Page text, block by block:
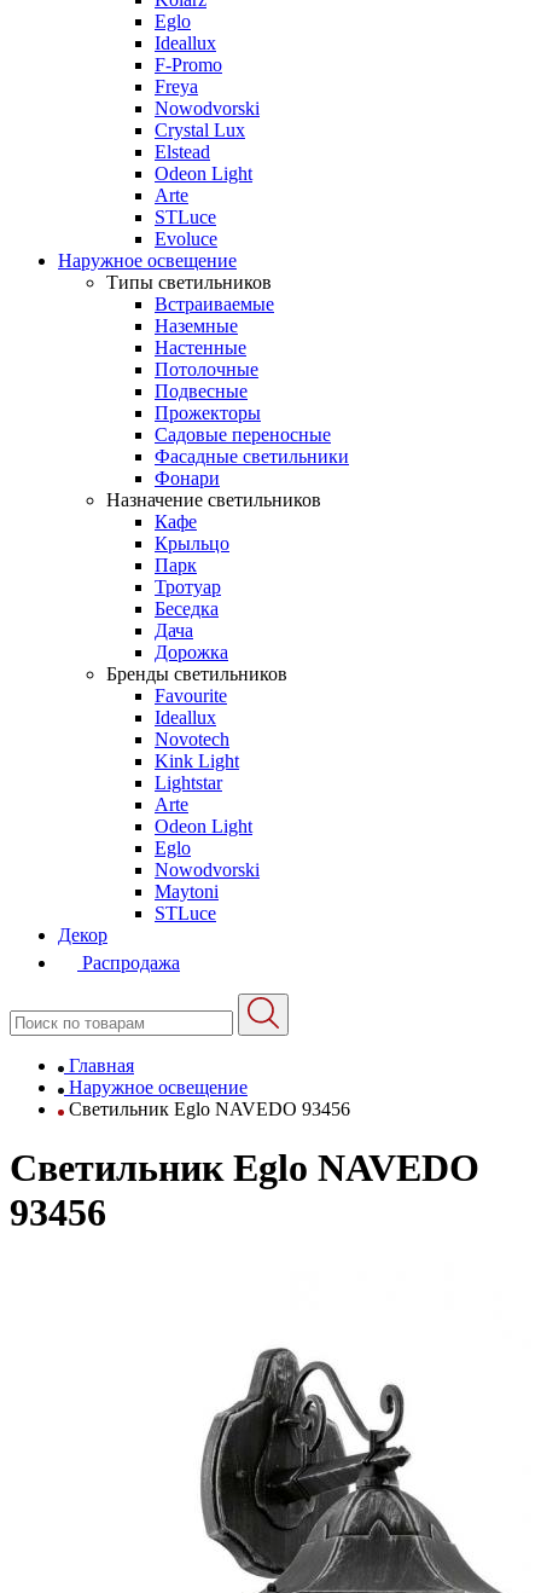
Eglo
Ideallux
F-Promo
Freya
Nowodvorski
Crystal Lux
Elstead
Odeon Light
Arte
STLuce
Evoluce
Наружное освещение
Типы светильников
Встраиваемые
Наземные
Настенные
Потолочные
Подвесные
Прожекторы
Садовые переносные
Фасадные светильники
Фонари
Назначение светильников
Кафе
Крыльцо
Парк
Тротуар
Беседка
Дача
Дорожка
Бренды светильников
Favourite
Ideallux
Novotech
Kink Light
Lightstar
Arte
Odeon Light
Eglo
Nowodvorski
Maytoni
STLuce
Декор
Распродажа
Главная
Наружное освещение
Светильник Eglo NAVEDO 93456
Светильник Eglo NAVEDO
93456